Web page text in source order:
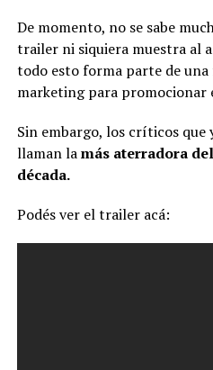
De momento, no se sabe
trailer ni siquiera muestra al
todo esto forma parte de una
marketing para promocionar
Sin embargo, los críticos que
llaman lamás aterradora
década.
Podés ver el trailer acá: